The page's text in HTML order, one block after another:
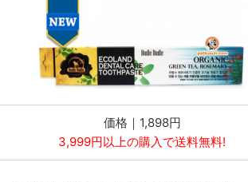
価格｜1,898円
3,999円以上の購入で送料無料!